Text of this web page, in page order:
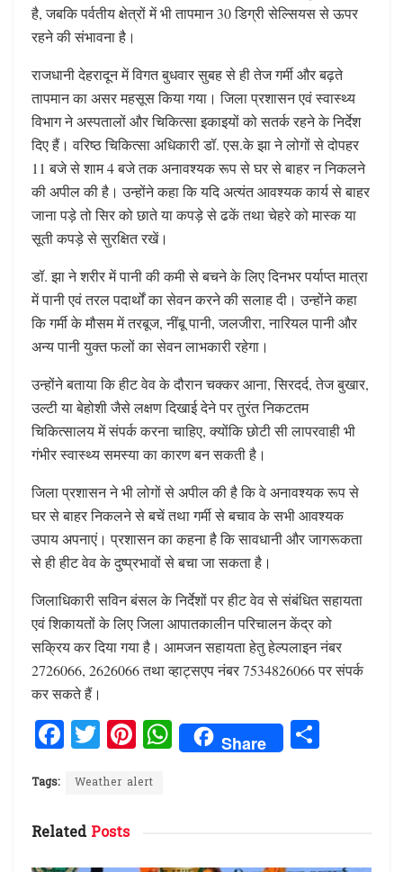
है, जबकि पर्वतीय क्षेत्रों में भी तापमान 30 डिग्री सेल्सियस से ऊपर
रहने की संभावना है।
राजधानी देहरादून में विगत बुधवार सुबह से ही तेज गर्मी और बढ़ते
तापमान का असर महसूस किया गया। जिला प्रशासन एवं स्वास्थ्य
विभाग ने अस्पतालों और चिकित्सा इकाइयों को सतर्क रहने के निर्देश
दिए हैं। वरिष्ठ चिकित्सा अधिकारी डॉ. एस.के झा ने लोगों से दोपहर
11 बजे से शाम 4 बजे तक अनावश्यक रूप से घर से बाहर न निकलने
की अपील की है। उन्होंने कहा कि यदि अत्यंत आवश्यक कार्य से बाहर
जाना पड़े तो सिर को छाते या कपड़े से ढकें तथा चेहरे को मास्क या
सूती कपड़े से सुरक्षित रखें।
डॉ. झा ने शरीर में पानी की कमी से बचने के लिए दिनभर पर्याप्त मात्रा
में पानी एवं तरल पदार्थों का सेवन करने की सलाह दी। उन्होंने कहा
कि गर्मी के मौसम में तरबूज, नींबू पानी, जलजीरा, नारियल पानी और
अन्य पानी युक्त फलों का सेवन लाभकारी रहेगा।
उन्होंने बताया कि हीट वेव के दौरान चक्कर आना, सिरदर्द, तेज बुखार,
उल्टी या बेहोशी जैसे लक्षण दिखाई देने पर तुरंत निकटतम
चिकित्सालय में संपर्क करना चाहिए, क्योंकि छोटी सी लापरवाही भी
गंभीर स्वास्थ्य समस्या का कारण बन सकती है।
जिला प्रशासन ने भी लोगों से अपील की है कि वे अनावश्यक रूप से
घर से बाहर निकलने से बचें तथा गर्मी से बचाव के सभी आवश्यक
उपाय अपनाएं। प्रशासन का कहना है कि सावधानी और जागरूकता
से ही हीट वेव के दुष्प्रभावों से बचा जा सकता है।
जिलाधिकारी सविन बंसल के निर्देशों पर हीट वेव से संबंधित सहायता
एवं शिकायतों के लिए जिला आपातकालीन परिचालन केंद्र को
सक्रिय कर दिया गया है। आमजन सहायता हेतु हेल्पलाइन नंबर
2726066, 2626066 तथा व्हाट्सएप नंबर 7534826066 पर संपर्क
कर सकते हैं।
F
a
ce
b
o
T
w
it
te
r
Pi
n
te
W
h Share
Tags: Weather alert
RelatedPosts